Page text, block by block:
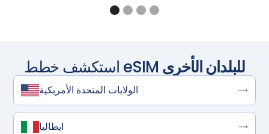
استكشف خطط eSIM للبلدان الأخرى
الولايات المتحدة الأمريكية
ايطاليا